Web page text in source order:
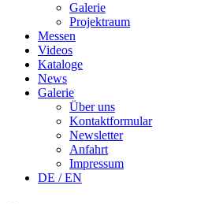
Galerie
Projektraum
Messen
Videos
Kataloge
News
Galerie
Über uns
Kontaktformular
Newsletter
Anfahrt
Impressum
DE / EN